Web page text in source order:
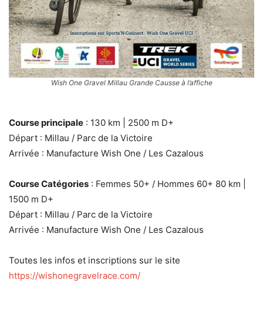
Wish One Gravel Millau Grande Causse à l’affiche
Course principale : 130 km | 2500 m D+
Départ : Millau / Parc de la Victoire
Arrivée : Manufacture Wish One / Les Cazalous
Course Catégories : Femmes 50+ / Hommes 60+ 80 km |
1500 m D+
Départ : Millau / Parc de la Victoire
Arrivée : Manufacture Wish One / Les Cazalous
Toutes les infos et inscriptions sur le site
https://wishonegravelrace.com/